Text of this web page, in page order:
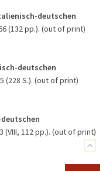
deutschen
(132 pp.). (out of print)
deutschen
(228 S.). (out of print)
(VIII, 112 pp.). (out of print)